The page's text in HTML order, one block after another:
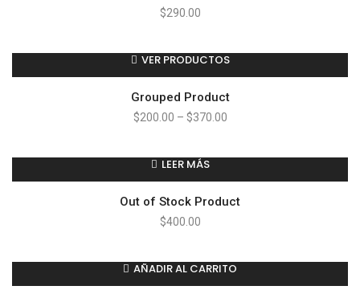
$290.00
VER PRODUCTOS
Grouped Product
$200.00 – $370.00
LEER MÁS
Out of Stock Product
$400.00
AÑADIR AL CARRITO